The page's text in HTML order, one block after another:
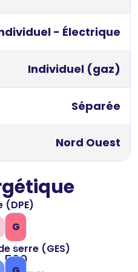
- Électrique
Individuel (gaz)
Séparée
Nord Ouest
(DPE)
G
500
serre (GES)